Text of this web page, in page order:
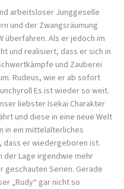
arbeitsloser Junggeselle
und der Zwangsräumung
überfahren. Als er jedoch im
und realisiert, dass er sich in
und Zauberei
Rudeus, wie er ab sofort
Es ist wieder so weit.
liebster Isekai Charakter
und diese in eine neue Welt
in ein mittelalterliches
er wiedergeboren ist.
der Lage irgendwie mehr
geschauten Serien. Gerade
„Rudy“ gar nicht so